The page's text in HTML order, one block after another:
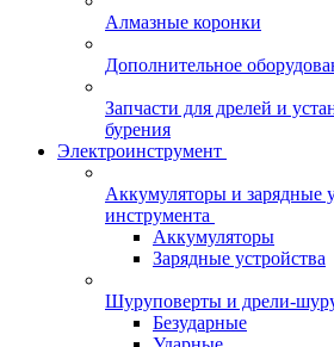
Алмазные коронки
Дополнительное
Запчасти для дрелей и
бурения
Электроинструмент
Аккумуляторы и зарядные
инструмента
Аккумуляторы
Зарядные устройства
Шуруповерты и дрели-
Безударные